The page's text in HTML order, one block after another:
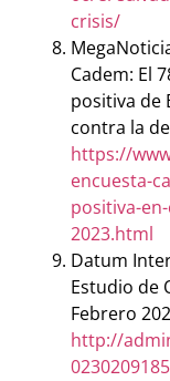
crisis/
Cadem: El
positiva de
contra la
https://
encuesta-
positiva-
2023.html
Datum
Estudio de
Febrero
http://